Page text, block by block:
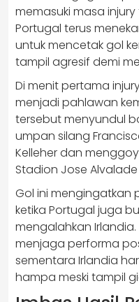
memasuki masa
Portugal terus
untuk mencetak gol
tampil agresif demi
Di menit pertama
menjadi pahlawan
tersebut menyundul
umpan silang
Kelleher dan
Stadion Jose
Gol ini mengingatkan
ketika Portugal juga
mengalahkan
menjaga performa
sementara Irlandia
hampa meski tampil